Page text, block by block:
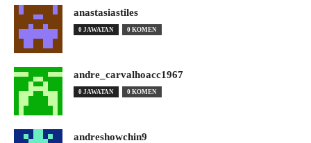
anastasiastiles
0 JAWATAN 0 KOMEN
andre_carvalhoacc1967
0 JAWATAN 0 KOMEN
andreshowchin9